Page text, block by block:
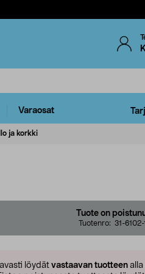
Varaosat
ja korkki
Tuote on
Tuotenro: 31-6102-1
löydät vastaavan tuotteen alla